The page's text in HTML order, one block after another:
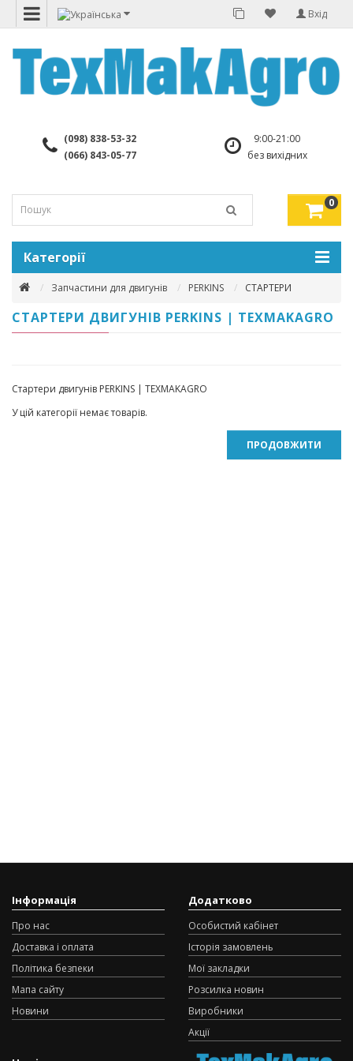
Вхід
(098) 838-53-32
(066) 843-05-77
9:00-21:00
без вихідних
0
Категорії
Запчастини для двигунів PERKINS СТАРТЕРИ
СТАРТЕРИ ДВИГУНІВ PERKINS | TEXMAKAGRO
Стартери двигунів PERKINS | TEXMAKAGRO
У цій категорії немає товарів.
ПРОДОВЖИТИ
Інформація
Про нас
Доставка і оплата
Політика безпеки
Мапа сайту
Новини
Додатково
Особистий кабінет
Історія замовлень
Мої закладки
Розсилка новин
Виробники
Акції